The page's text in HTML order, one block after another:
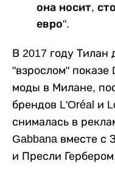
она носит,
евро".
В 2017 году Тилан
"взрослом" показе
моды в Милане,
брендов L'Oréal и
снималась в
Gabbana вместе
и Пресли